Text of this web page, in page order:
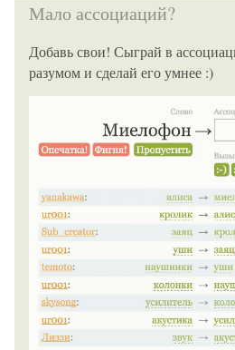
Мало ассоциаций?
Добавь свои! Сыграй в
разумом и сделай его умнее :)